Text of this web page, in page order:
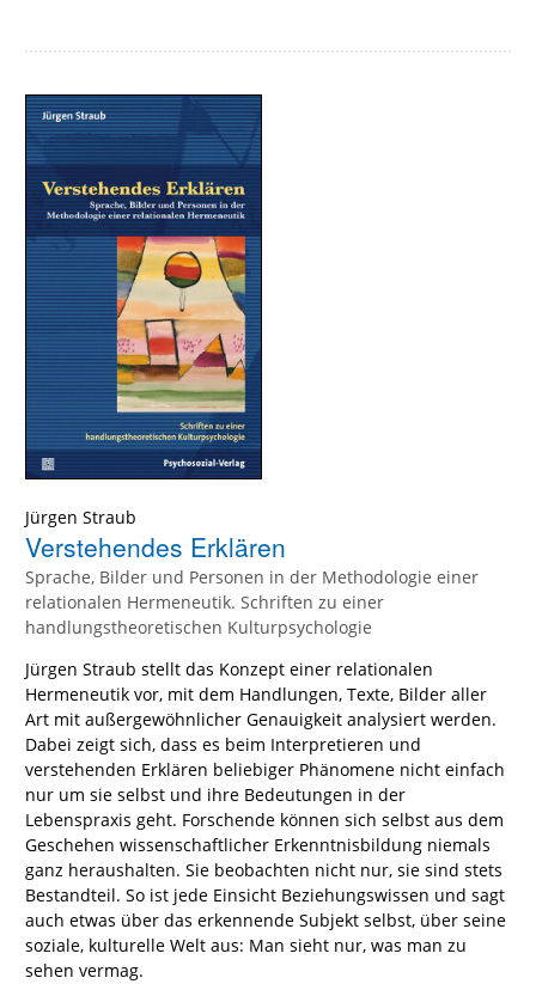
Jürgen Straub
Verstehendes Erklären
Sprache, Bilder und Personen in der Methodologie einer
relationalen Hermeneutik. Schriften zu einer
handlungstheoretischen Kulturpsychologie
Jürgen Straub stellt das Konzept einer relationalen
Hermeneutik vor, mit dem Handlungen, Texte, Bilder aller
Art mit außergewöhnlicher Genauigkeit analysiert werden.
Dabei zeigt sich, dass es beim Interpretieren und
verstehenden Erklären beliebiger Phänomene nicht einfach
nur um sie selbst und ihre Bedeutungen in der
Lebenspraxis geht. Forschende können sich selbst aus dem
Geschehen wissenschaftlicher Erkenntnisbildung niemals
ganz heraushalten. Sie beobachten nicht nur, sie sind stets
Bestandteil. So ist jede Einsicht Beziehungswissen und sagt
auch etwas über das erkennende Subjekt selbst, über seine
soziale, kulturelle Welt aus: Man sieht nur, was man zu
sehen vermag.